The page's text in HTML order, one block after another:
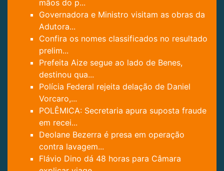
mãos do p...
Governadora e Ministro visitam as obras da
Adutora...
Confira os nomes classificados no resultado
prelim...
Prefeita Aize segue ao lado de Benes,
destinou qua...
Polícia Federal rejeita delação de Daniel
Vorcaro,...
POLÊMICA: Secretaria apura suposta fraude
em recei...
Deolane Bezerra é presa em operação
contra lavagem...
Flávio Dino dá 48 horas para Câmara